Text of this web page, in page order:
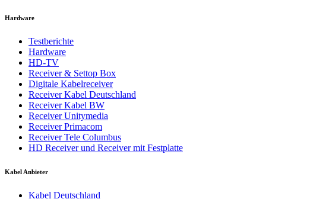
Hardware
Testberichte
Hardware
HD-TV
Receiver & Settop Box
Digitale Kabelreceiver
Receiver Kabel Deutschland
Receiver Kabel BW
Receiver Unitymedia
Receiver Primacom
Receiver Tele Columbus
HD Receiver und Receiver mit Festplatte
Kabel Anbieter
Kabel Deutschland